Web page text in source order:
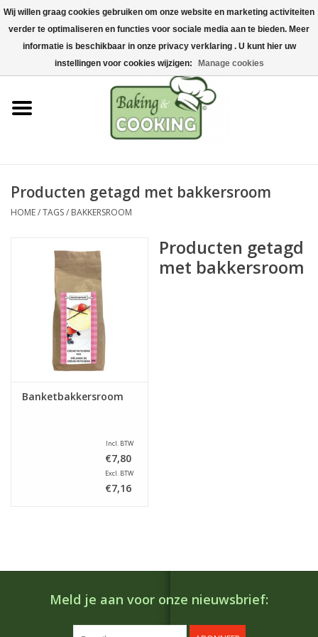
Home
Bak-& kookgerei
Machines & onderdelen
Chocolade & ijsbereiding
Hygiëne & opslag
Grondstoffen & Presentatie
Producten getagd met bakkersroom
HOME/TAGS/ BAKKERSROOM
Banketbakkersroom
Incl. BTW
€7,80
Excl. BTW
€7,16
Producten getagd
met bakkersroom
Meld je aan voor onze nieuwsbrief:
Wij willen graag cookies gebruiken om onze website en marketing activiteiten
verder te optimaliseren en functies voor sociale media aan te bieden. Meer
informatie is beschikbaar in onze privacy verklaring . U kunt hier uw
instellingen voor cookies wijzigen:
Manage cookies